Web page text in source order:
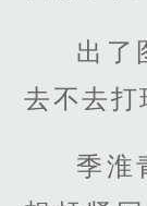
出了
去不去打
季淮